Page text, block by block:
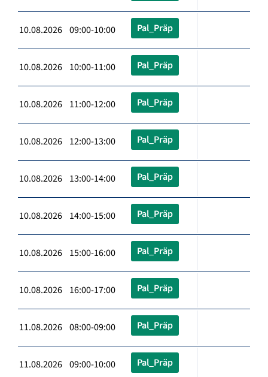
10.08.2026 09:00-10:00 Pal_Präp
10.08.2026 10:00-11:00 Pal_Präp
10.08.2026 11:00-12:00 Pal_Präp
10.08.2026 12:00-13:00 Pal_Präp
10.08.2026 13:00-14:00 Pal_Präp
10.08.2026 14:00-15:00 Pal_Präp
10.08.2026 15:00-16:00 Pal_Präp
10.08.2026 16:00-17:00 Pal_Präp
11.08.2026 08:00-09:00 Pal_Präp
11.08.2026 09:00-10:00 Pal_Präp